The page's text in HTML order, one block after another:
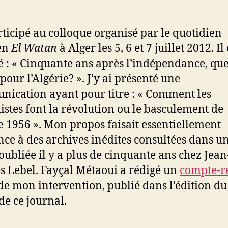
s
s
a
font
la
ou
de
l’année
1956
au colloque organisé par le quotidien
El Watan à Alger les 5, 6 et 7 juillet 2012. Il
« Cinquante ans après l’indépendance,
l’Algérie? ». J’y ai présenté une
ayant pour titre : « Comment les
font la révolution ou le basculement de
1956 ». Mon propos faisait essentiellement
à des archives inédites consultées dans
il y a plus de cinquante ans chez
Lebel. Fayçal Métaoui a rédigé un compte-
mon intervention, publié dans l’édition
ce journal.